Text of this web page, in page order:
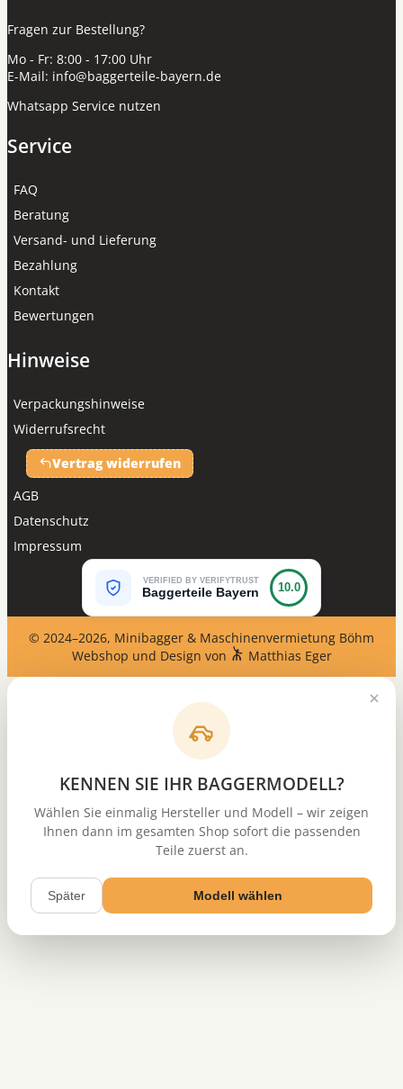
Fragen zur Bestellung?
Mo - Fr: 8:00 - 17:00 Uhr
E-Mail: info@baggerteile-bayern.de
Whatsapp Service nutzen
Service
FAQ
Beratung
Versand- und Lieferung
Bezahlung
Kontakt
Bewertungen
Hinweise
Verpackungshinweise
Widerrufsrecht
Vertrag widerrufen
AGB
Datenschutz
Impressum
VERIFIED BY VERIFYTRUST
Baggerteile Bayern 10.0
© 2024–2026, Minibagger & Maschinenvermietung Böhm
Webshop und Design von
Matthias Eger
KENNEN SIE IHR BAGGERMODELL?
Wählen Sie einmalig Hersteller und Modell – wir zeigen
Ihnen dann im gesamten Shop sofort die passenden
Teile zuerst an.
Später Modell wählen